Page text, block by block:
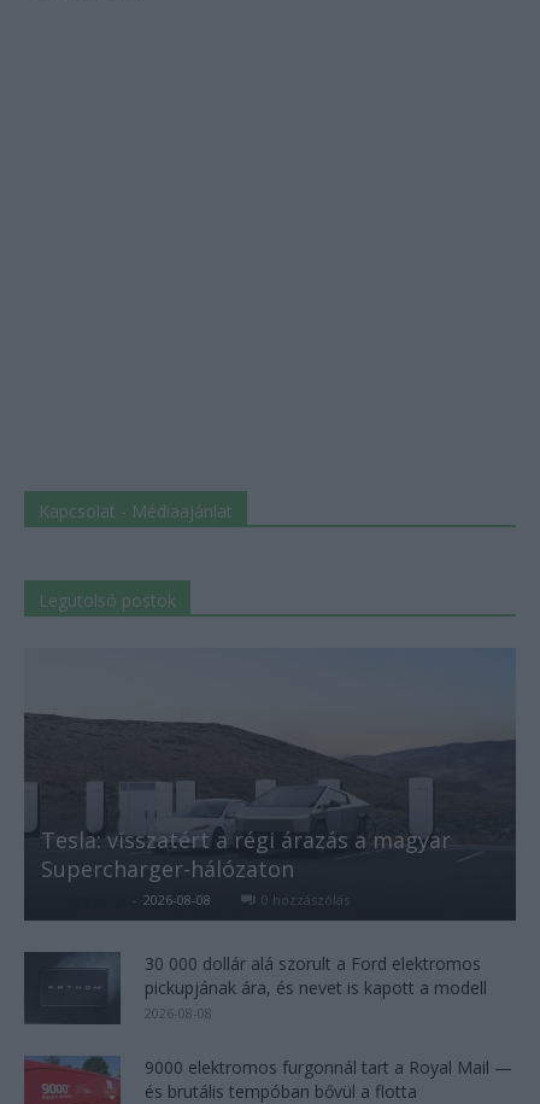
Kapcsolat - Médiaajánlat
Legutolsó postok
Tesla: visszatért a régi árazás a magyar
Supercharger-hálózaton
- 2026-08-08 0 hozzászólás
30 000 dollár alá szorult a Ford elektromos
pickupjának ára, és nevet is kapott a modell
2026-08-08
9000 elektromos furgonnál tart a Royal Mail —
és brutális tempóban bővül a flotta